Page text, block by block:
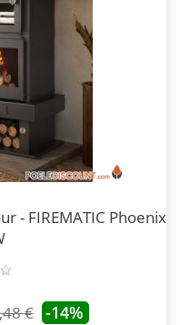
- FIREMATIC Phoenix
€ -14%